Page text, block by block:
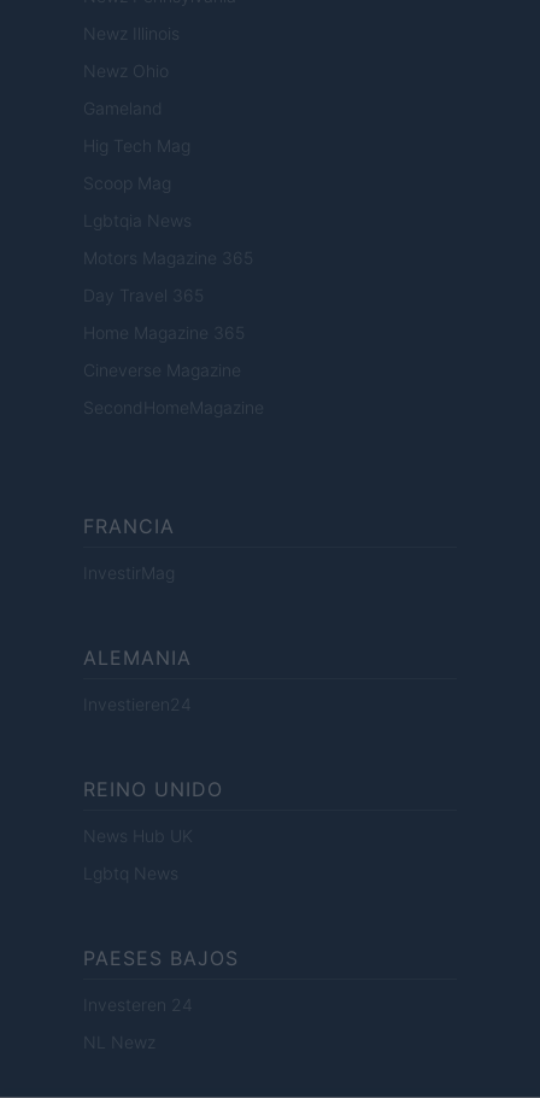
Newz Illinois
Newz Ohio
Gameland
Hig Tech Mag
Scoop Mag
Lgbtqia News
Motors Magazine 365
Day Travel 365
Home Magazine 365
Cineverse Magazine
SecondHomeMagazine
FRANCIA
InvestirMag
ALEMANIA
Investieren24
REINO UNIDO
News Hub UK
Lgbtq News
PAESES BAJOS
Investeren 24
NL Newz